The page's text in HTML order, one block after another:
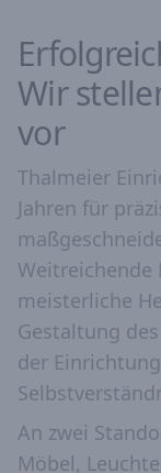
Wir
vor
Thalmeier
Jahren für
Weitreichende
meisterliche
Gestaltung
der
An zwei
Möbel,